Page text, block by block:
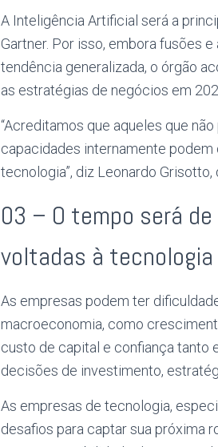
A Inteligência Artificial será a
Gartner. Por isso, embora fusões
tendência generalizada, o órgão
as estratégias de negócios em
“Acreditamos que aqueles que
capacidades internamente
tecnologia”, diz Leonardo Grisotto,
03 – O tempo será
voltadas à tecnologia
As empresas podem ter
macroeconomia, como
custo de capital e confiança tanto
decisões de investimento,
As empresas de tecnologia,
desafios para captar sua próxima